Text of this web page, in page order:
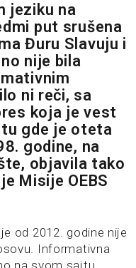
jeziku na
put srušena
Đuru Slavuju i
nije bila
ni reči, sa
koja je vest
gde je oteta
godine, na
objavila tako
Misije OEBS
od 2012. godine nije
Informativna
na svom sajtu